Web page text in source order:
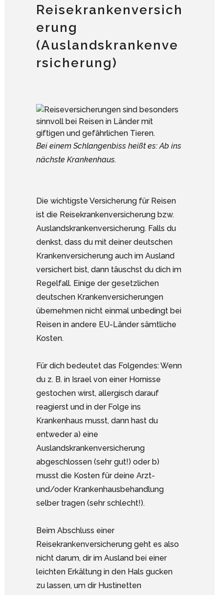
Reisekrankenversich
erung
(Auslandskrankenve
rsicherung)
Bei einem Schlangenbiss heißt es: Ab ins
nächste Krankenhaus.
Die wichtigste Versicherung für Reisen
ist die Reisekrankenversicherung bzw.
Auslandskrankenversicherung. Falls du
denkst, dass du mit deiner deutschen
Krankenversicherung auch im Ausland
versichert bist, dann täuschst du dich im
Regelfall. Einige der gesetzlichen
deutschen Krankenversicherungen
übernehmen nicht einmal unbedingt bei
Reisen in andere EU-Länder sämtliche
Kosten.
Für dich bedeutet das Folgendes: Wenn
du z. B. in Israel von einer Hornisse
gestochen wirst, allergisch darauf
reagierst und in der Folge ins
Krankenhaus musst, dann hast du
entweder a) eine
Auslandskrankenversicherung
abgeschlossen (sehr gut!) oder b)
musst die Kosten für deine Arzt-
und/oder Krankenhausbehandlung
selber tragen (sehr schlecht!).
Beim Abschluss einer
Reisekrankenversicherung geht es also
nicht darum, dir im Ausland bei einer
leichten Erkältung in den Hals gucken
zu lassen, um dir Hustinetten